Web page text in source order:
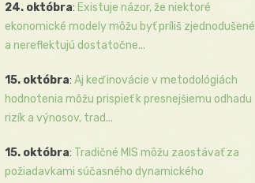
24. októbra: Existuje názor, že niektoré
ekonomické modely môžu byť príliš zjednodušené
a nereflektujú dostatočne...
15. októbra: Aj keď inovácie v metodológiách
hodnotenia môžu prispieť k presnejšiemu odhadu
rizík a výnosov, trad...
15. októbra: Tradičné MIS môžu zaostávať za
požiadavkami súčasného dynamického